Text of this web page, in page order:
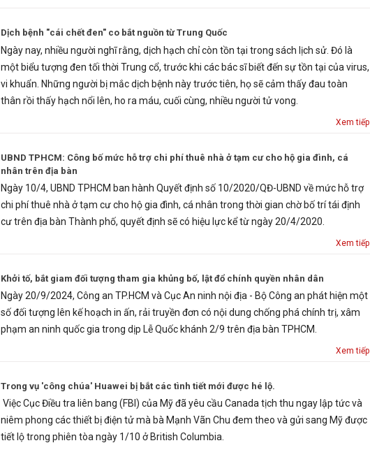
Dịch bệnh "cái chết đen" co bắt nguồn từ Trung Quốc
Ngày nay, nhiều người nghĩ rằng, dịch hạch chỉ còn tồn tại trong sách lịch sử. Đó là
một biểu tượng đen tối thời Trung cổ, trước khi các bác sĩ biết đến sự tồn tại của virus,
vi khuẩn. Những người bị mắc dịch bệnh này trước tiên, họ sẽ cảm thấy đau toàn
thân rồi thấy hạch nổi lên, ho ra máu, cuối cùng, nhiều người tử vong.
Xem tiếp
UBND TPHCM: Công bố mức hỗ trợ chi phí thuê nhà ở tạm cư cho hộ gia đình, cá
nhân trên địa bàn
Ngày 10/4, UBND TPHCM ban hành Quyết định số 10/2020/QĐ-UBND về mức hỗ trợ
chi phí thuê nhà ở tạm cư cho hộ gia đình, cá nhân trong thời gian chờ bố trí tái định
cư trên địa bàn Thành phố, quyết định sẽ có hiệu lực kể từ ngày 20/4/2020.
Xem tiếp
Khởi tố, bắt giam đối tượng tham gia khủng bố, lật đổ chính quyền nhân dân
Ngày 20/9/2024, Công an TP.HCM và Cục An ninh nội địa - Bộ Công an phát hiện một
số đối tượng lên kế hoạch in ấn, rải truyền đơn có nội dung chống phá chính trị, xâm
phạm an ninh quốc gia trong dịp Lễ Quốc khánh 2/9 trên địa bàn TPHCM.
Xem tiếp
Trong vụ 'công chúa' Huawei bị bắt các tình tiết mới được hé lộ.
Việc Cục Điều tra liên bang (FBI) của Mỹ đã yêu cầu Canada tịch thu ngay lập tức và
niêm phong các thiết bị điện tử mà bà Mạnh Vãn Chu đem theo và gửi sang Mỹ được
tiết lộ trong phiên tòa ngày 1/10 ở British Columbia.